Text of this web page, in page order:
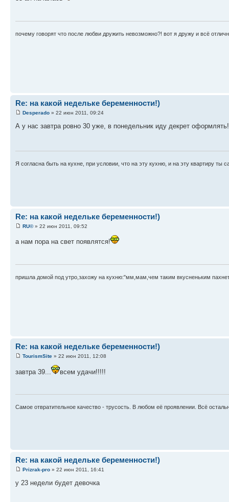
почему говорят что после любви дружить невозможно?! вот я дружу и всё
Re: на какой недельке беременности!)
Desperado » 22 июн 2011, 09:24
А у нас завтра ровно 30 уже, в понедельник иду декрет оформлять!
Я согласна быть на кухне, при условии, что на эту кухню, и на эту квартиру ты
Re: на какой недельке беременности!)
RU©» 22 июн 2011, 09:52
а нам пора на свет появлятся!
пришла домой под утро,захожу на кухню:"мм,мам,чем таким вкусненьким
Re: на какой недельке беременности!)
TourismSite » 22 июн 2011, 12:08
завтра 39... всем удачи!!!!!
Самое отвратительное качество - трусость. В любом её проявлении. Всё
Re: на какой недельке беременности!)
Prizrak-pro » 22 июн 2011, 16:41
у 23 недели будет девочка